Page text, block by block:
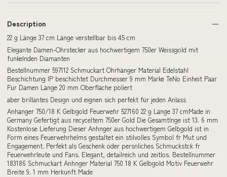
Description
22 g Länge 37 cm Länge verstellbar bis 45 cm
Elegante Damen-Ohrstecker aus hochwertigem 750er Weissgold mit
funkelnden Diamanten
Bestellnummer 597112 Schmuckart Ohrhänger Material Edelstahl
Beschichtung IP beschichtet Durchmesser 9 mm Marke TeNo Einheit Paar
Für Damen Länge 20 mm Oberfläche poliert
aber brillantes Design und eignen sich perfekt für jeden Anlass
Anhänger 750/18 K Gelbgold Feuerwehr 527160 22 g Länge 37 cmMade in
Germany Gefertigt aus recyceltem 750er Gold Die Gesamtlnge ist 13. 6 mm
Kostenlose Lieferung Dieser Anhnger aus hochwertigem Gelbgold ist in
Form eines Feuerwehrhelms gestaltet ein stilvolles Symbol fr Mut und
Engagement. Perfekt als Geschenk oder persnliches Schmuckstck fr
Feuerwehrleute und Fans. Elegant, detailreich und zeitlos. Bestellnummer
183186 Schmuckart Anhnger Material 750 18 K Gelbgold Motiv Feuerwehr
Breite 9. 1 mm Herkunft Made